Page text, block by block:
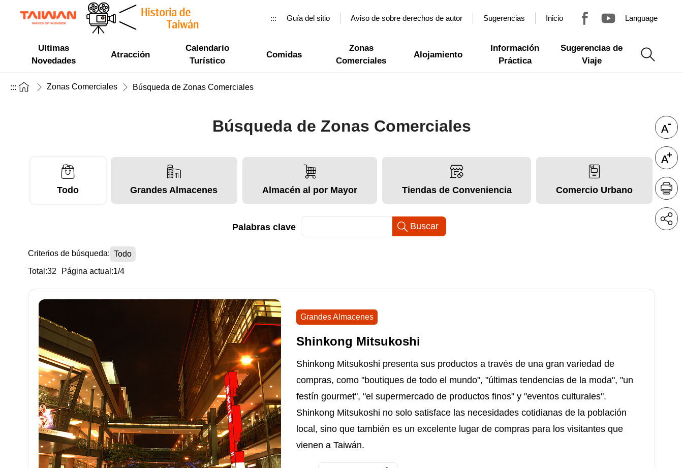
::: Guía del sitio Aviso de sobre derechos de autor Sugerencias Inicio Language
Ultimas
Novedades
Atracción
Calendario
Turístico
Comidas
Zonas
Comerciales
Alojamiento
Información
Práctica
Sugerencias de
Viaje
::: Zonas Comerciales Búsqueda de Zonas Comerciales
Búsqueda de Zonas Comerciales
Todo Grandes Almacenes Almacén al por Mayor Tiendas de Conveniencia Comercio Urbano
Palabras clave
Criterios de búsqueda: Todo
Total:32
Página actual:1/4
Grandes Almacenes
Shinkong Mitsukoshi
Shinkong Mitsukoshi presenta sus productos a través de una gran variedad de
compras, como "boutiques de todo el mundo", "últimas tendencias de la moda", "un
festín gourmet", "el supermercado de productos finos" y "eventos culturales".
Shinkong Mitsukoshi no solo satisface las necesidades cotidianas de la población
local, sino que también es un excelente lugar de compras para los visitantes que
vienen a Taiwán.